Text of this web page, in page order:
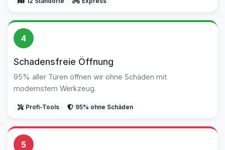
4
Schadensfreie Öffnung
95% aller Türen öffnen wir ohne Schäden mit
modernstem Werkzeug.
Profi-Tools 95% ohne Schäden
5